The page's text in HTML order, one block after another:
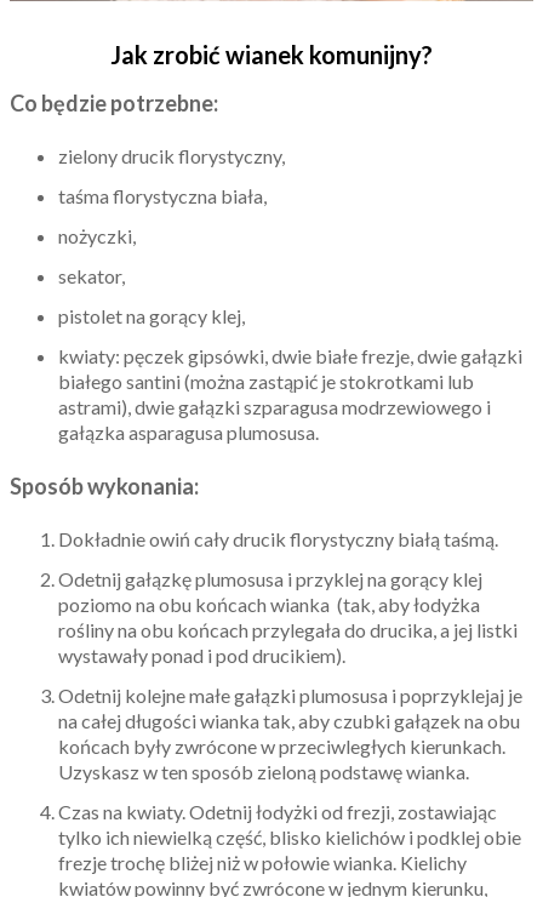
Jak zrobić wianek komunijny?
Co będzie potrzebne:
zielony drucik florystyczny,
taśma florystyczna biała,
nożyczki,
sekator,
pistolet na gorący klej,
kwiaty: pęczek gipsówki, dwie białe frezje, dwie gałązki
białego santini (można zastąpić je stokrotkami lub
astrami), dwie gałązki szparagusa modrzewiowego i
gałązka asparagusa plumosusa.
Sposób wykonania:
Dokładnie owiń cały drucik florystyczny białą taśmą.
Odetnij gałązkę plumosusa i przyklej na gorący klej
poziomo na obu końcach wianka (tak, aby łodyżka
rośliny na obu końcach przylegała do drucika, a jej listki
wystawały ponad i pod drucikiem).
Odetnij kolejne małe gałązki plumosusa i poprzyklejaj je
na całej długości wianka tak, aby czubki gałązek na obu
końcach były zwrócone w przeciwległych kierunkach.
Uzyskasz w ten sposób zieloną podstawę wianka.
Czas na kwiaty. Odetnij łodyżki od frezji, zostawiając
tylko ich niewielką część, blisko kielichów i podklej obie
frezje trochę bliżej niż w połowie wianka. Kielichy
kwiatów powinny być zwrócone w jednym kierunku,